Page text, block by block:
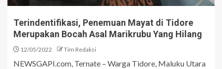
Terindentifikasi, Penemuan Mayat di Tidore
Merupakan Bocah Asal Marikrubu Yang Hilang
12/05/2022 Tim Redaksi
NEWSGAPI.com, Ternate – Warga Tidore, Maluku Utara